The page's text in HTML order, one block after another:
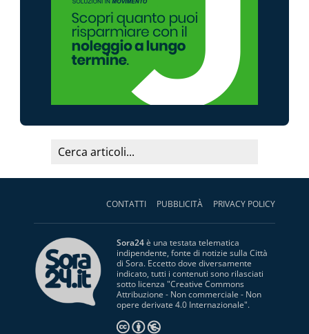
CONTATTI PUBBLICITÀ PRIVACY POLICY
Sora24è una testata telematica
indipendente, fonte di notizie sulla Città
di Sora. Eccetto dove diversamente
indicato, tutti i contenuti sono rilasciati
sotto licenza "Creative Commons
Attribuzione - Non commerciale - Non
opere derivate 4.0 Internazionale".